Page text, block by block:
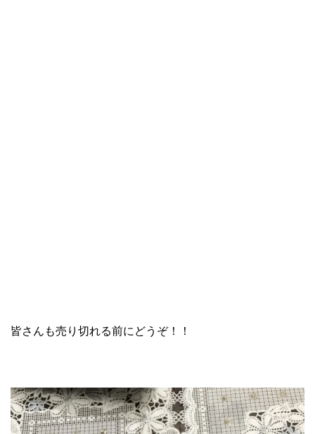
皆さんも売り切れる前にどうぞ！！